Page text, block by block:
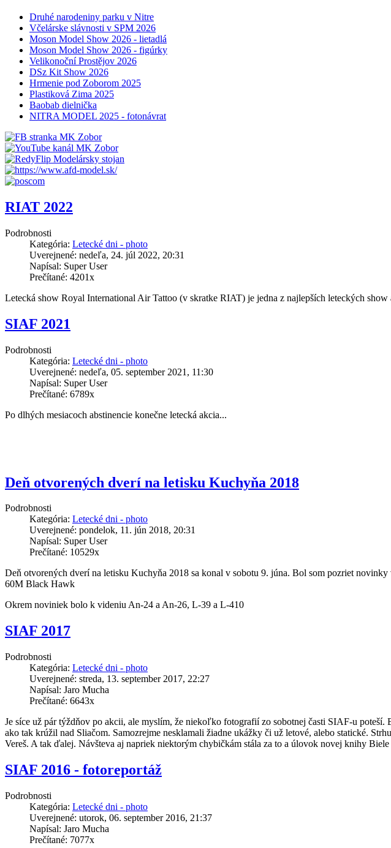
Druhé narodeniny parku v Nitre
Včelárske slávnosti v SPM 2026
Moson Model Show 2026 - lietadlá
Moson Model Show 2026 - figúrky
Velikonoční Prostějov 2026
DSz Kit Show 2026
Hrmenie pod Zoborom 2025
Plastiková Zima 2025
Baobab dielnička
NITRA MODEL 2025 - fotonávrat
RIAT 2022
Podrobnosti
Kategória: Letecké dni - photo
Uverejnené: nedeľa, 24. júl 2022, 20:31
Napísal: Super User
Prečítané: 4201x
Letecká show Royal International Air Tattoo (v skratke RIAT) je jedna z najlepších leteckých show
SIAF 2021
Podrobnosti
Kategória: Letecké dni - photo
Uverejnené: nedeľa, 05. september 2021, 11:30
Napísal: Super User
Prečítané: 6789x
Po dlhých mesiacoch abstinencie konečne letecká akcia...
Deň otvorených dverí na letisku Kuchyňa 2018
Podrobnosti
Kategória: Letecké dni - photo
Uverejnené: pondelok, 11. jún 2018, 20:31
Napísal: Super User
Prečítané: 10529x
Deň otvorených dverí na letisku Kuchyňa 2018 sa konal v sobotu 9. júna. Bol som pozriet
60M Black Hawk
Okrem noviniek bolo k videniu An-24 a An-26, L-39 a L-410
SIAF 2017
Podrobnosti
Kategória: Letecké dni - photo
Uverejnené: streda, 13. september 2017, 22:27
Napísal: Jaro Mucha
Prečítané: 6643x
Je síce už pár týždňov po akcii, ale myslím, že niekoľko fotografií zo sobotnej časti SIAF-u
ako tak krúžil nad Sliačom. Samozrejme nesklamali žiadne ukážky či už letové, alebo statické.
Vereš. A tak ďalej. Návšteva aj napriek niektorým chybičkám stála za to a úlovok novej knihy
SIAF 2016 - fotoreportáž
Podrobnosti
Kategória: Letecké dni - photo
Uverejnené: utorok, 06. september 2016, 21:37
Napísal: Jaro Mucha
Prečítané: 7077x